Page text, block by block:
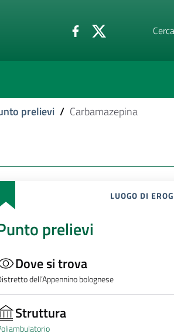
Cerca
prelievi / Carbamazepina
LUOGO DI
prelievi
Dove si trova
dell’Appennino bolognese
Struttura